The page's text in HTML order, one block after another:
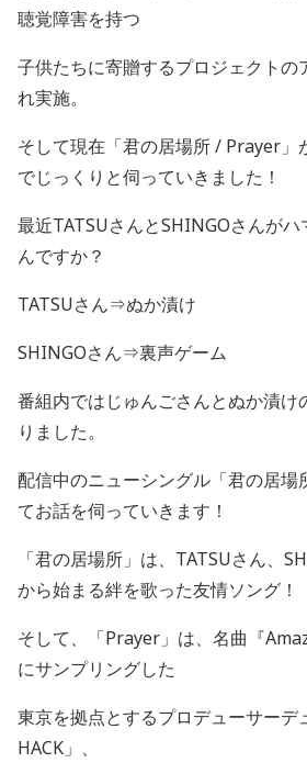
聴覚障害を持つ
子供たちに寄贈するプロジェクトの
れ実施。
そして現在「君の居場所/ Prayer
でじっくりと伺っていきました！
最近TATSUさんとSHINGOさんが
んですか？
TATSUさん⇒ぬか漬け
SHINGOさん⇒裏声ゲーム
番組内ではじゅんごさんとぬか漬け
りました。
配信中のニューシングル「君の居場
てお話を伺っていきます！
「君の居場所」は、 TATSUさん、
から始まる絆を歌った友情ソング！
そして、「Prayer 」は、名曲『
にサンプリングした
東京を拠点とするプロデューサーデ
HACK 」、